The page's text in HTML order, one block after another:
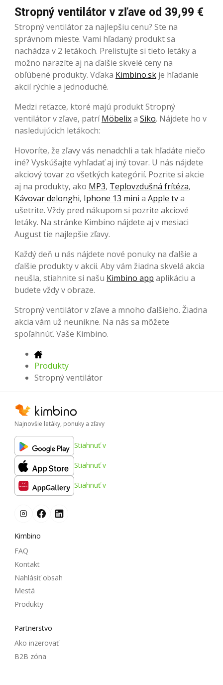
Stropný ventilátor v zľave od 39,99 €
Stropný ventilátor za najlepšiu cenu? Ste na
správnom mieste. Vami hľadaný produkt sa
nachádza v 2 letákoch. Prelistujte si tieto letáky a
možno narazíte aj na ďalšie skvelé ceny na
obľúbené produkty. Vďaka Kimbino.sk je hľadanie
akcií rýchle a jednoduché.
Medzi reťazce, ktoré majú produkt Stropný
ventilátor v zľave, patríMöbelixa Siko. Nájdete ho v
nasledujúcich letákoch:
Hovoríte, že zľavy vás nenadchli a tak hľadáte niečo
iné? Vyskúšajte vyhľadať aj iný tovar. U nás nájdete
akciový tovar zo všetkých kategórií. Pozrite si akcie
aj na produkty, ako MP3, Teplovzdušná frítéza,
Kávovar delonghi, Iphone 13 mini a Apple tva
ušetrite. Vždy pred nákupom si pozrite akciové
letáky. Na stránke Kimbino nájdete aj v mesiaci
August tie najlepšie zľavy.
Každý deň u nás nájdete nové ponuky na ďalšie a
ďalšie produkty v akcii. Aby vám žiadna skvelá akcia
neušla, stiahnite si našu Kimbino app aplikáciu a
budete vždy v obraze.
Stropný ventilátor v zľave a mnoho ďalšieho. Žiadna
akcia vám už neunikne. Na nás sa môžete
spoľahnúť. Vaše Kimbino.
Produkty
Stropný ventilátor
Najnovšie letáky, ponuky a zľavy
Stiahnuť v
Stiahnuť v
Stiahnuť v
Kimbino
FAQ
Kontakt
Nahlásiť obsah
Mestá
Produkty
Partnerstvo
Ako inzerovať
B2B zóna